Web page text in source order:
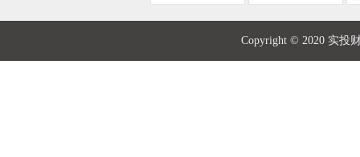
Copyright © 2020 实投